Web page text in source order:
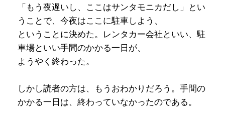
「もう夜遅いし、ここはサンタモニカだし」とい
うことで、今夜はここに駐車しよう、
ということに決めた。レンタカー会社といい、駐
車場といい手間のかかる一日が、
ようやく終わった。
しかし読者の方は、もうおわかりだろう。手間の
かかる一日は、終わっていなかったのである。